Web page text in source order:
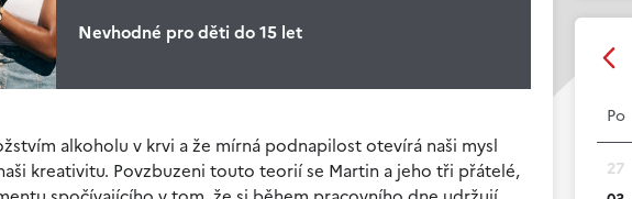
Po
27
Nevhodné pro děti do 15 let
alkoholu v krvi a že mírná podnapilost otevírá naši mysl
kreativitu. Povzbuzeni touto teorií se Martin a jeho tři přátelé,